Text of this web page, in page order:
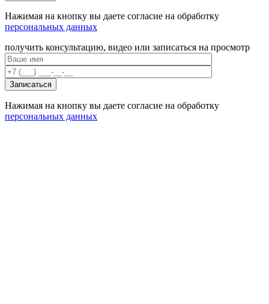
Нажимая на кнопку вы даете согласие на обработку
персональных данных
получить консультацию, видео или записаться на просмотр
Нажимая на кнопку вы даете согласие на обработку
персональных данных